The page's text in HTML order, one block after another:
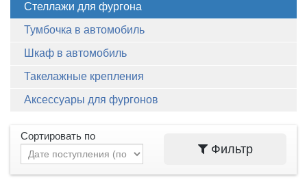
Стеллажи для фургона
Тумбочка в автомобиль
Шкаф в автомобиль
Такелажные крепления
Аксессуары для фургонов
Сортировать по
Фильтр